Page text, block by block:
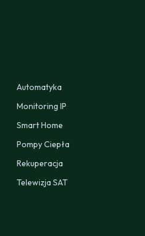
Automatyka
Monitoring IP
Smart Home
Pompy Ciepła
Rekuperacja
Telewizja SAT